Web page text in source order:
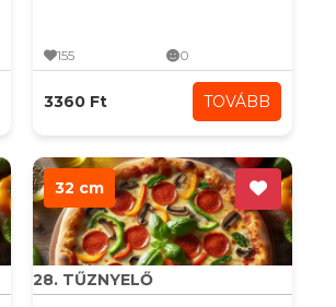
155 0
3360 Ft TOVÁBB
32 cm
28. TŰZNYELŐ